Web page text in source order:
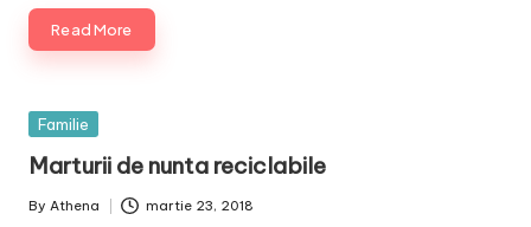
Read More
Posted
Familie
Marturii de nunta reciclabile
Posted
By Athena martie 23, 2018